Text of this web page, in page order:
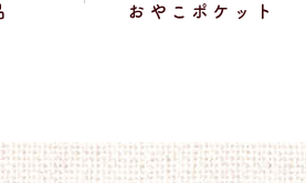
おやこポケット